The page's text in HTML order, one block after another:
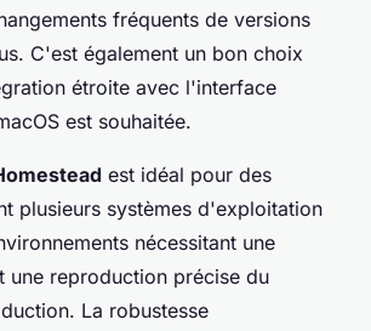
fréquents de versions
C'est également un bon choix
étroite avec l'interface
est souhaitée.
est idéal pour des
plusieurs systèmes d'exploitation
nécessitant une
une reproduction précise du
La robustesse